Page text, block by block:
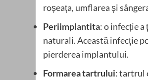
roșeața, umflarea și
Periimplantita: o infecție
naturali. Această infecție
pierderea implantului.
Formarea tartrului: tartrul